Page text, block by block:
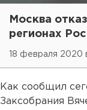
Москва
регионах
18 февраля 2020 в
Как сообщил
Заксобрания